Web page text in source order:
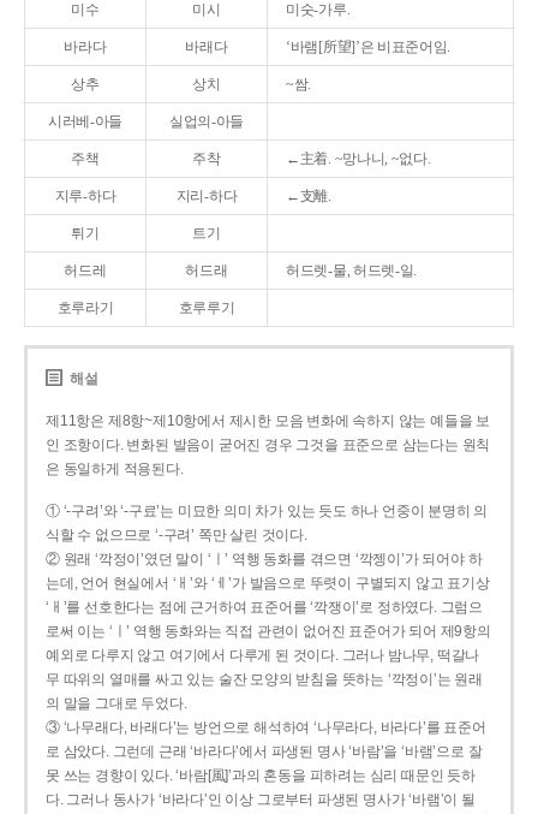
미수 미시 미숫-가루.
바라다 바래다 ‘바램[所望]’은 비표준어임.
상추 상치 ~쌈.
시러베-아들 실업의-아들
주책 주착 ←主着. ~망나니, ~없다.
지루-하다 지리-하다 ←支離.
튀기 트기
허드레 허드래 허드렛-물, 허드렛-일.
호루라기 호루루기
해설
제11항은 제8항~제10항에서 제시한 모음 변화에 속하지 않는 예들을 보
인 조항이다. 변화된 발음이 굳어진 경우 그것을 표준으로 삼는다는 원칙
은 동일하게 적용된다.
① ‘-구려’와 ‘-구료’는 미묘한 의미 차가 있는 듯도 하나 언중이 분명히 의
식할 수 없으므로 ‘-구려’ 쪽만 살린 것이다.
② 원래 ‘깍정이’였던 말이 ‘ㅣ’ 역행 동화를 겪으면 ‘깍젱이’가 되어야 하
는데, 언어 현실에서 ‘ㅐ’와 ‘ㅔ’가 발음으로 뚜렷이 구별되지 않고 표기상
‘ㅐ’를 선호한다는 점에 근거하여 표준어를 ‘깍쟁이’로 정하였다. 그럼으
로써 이는 ‘ㅣ’ 역행 동화와는 직접 관련이 없어진 표준어가 되어 제9항의
예외로 다루지 않고 여기에서 다루게 된 것이다. 그러나 밤나무, 떡갈나
무 따위의 열매를 싸고 있는 술잔 모양의 받침을 뜻하는 ‘깍정이’는 원래
의 말을 그대로 두었다.
③ ‘나무래다, 바래다’는 방언으로 해석하여 ‘나무라다, 바라다’를 표준어
로 삼았다. 그런데 근래 ‘바라다’에서 파생된 명사 ‘바람’을 ‘바램’으로 잘
못 쓰는 경향이 있다. ‘바람[風]’과의 혼동을 피하려는 심리 때문인 듯하
다. 그러나 동사가 ‘바라다’인 이상 그로부터 파생된 명사가 ‘바램’이 될